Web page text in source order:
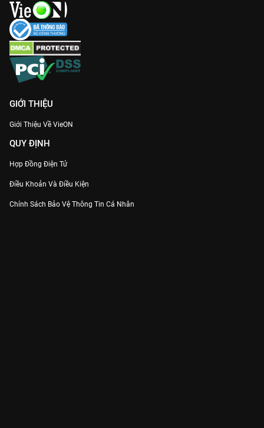
GIỚI THIỆU
Giới Thiệu Về VieON
QUY ĐỊNH
Hợp Đồng Điện Tử
Điều Khoản Và Điều Kiện
Chính Sách Bảo Vệ Thông Tin Cá Nhân